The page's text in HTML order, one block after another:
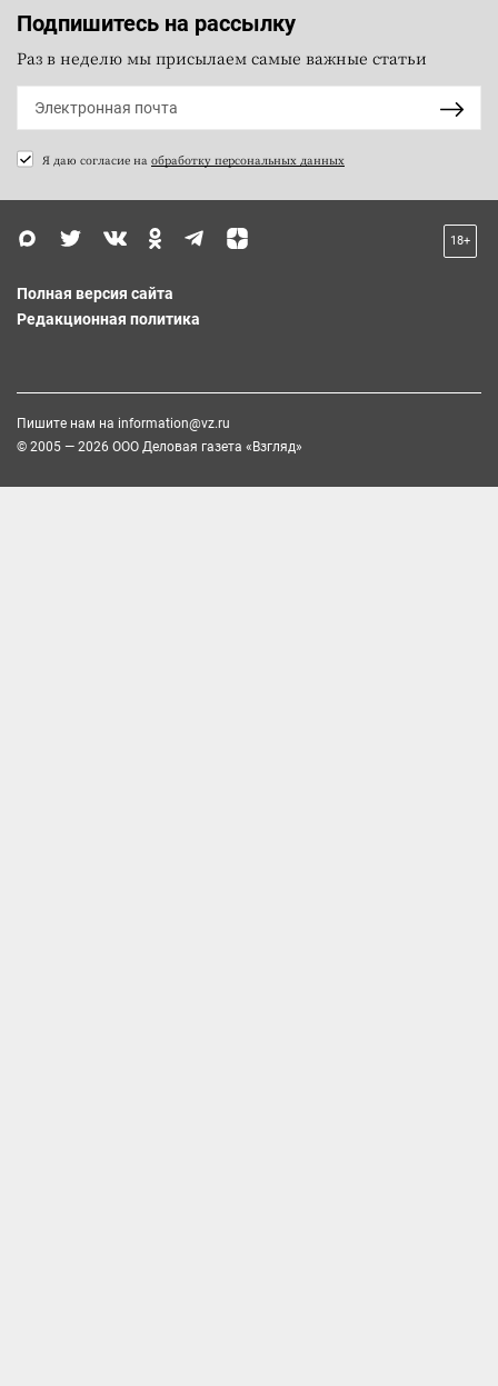
Подпишитесь на рассылку
Раз в неделю мы присылаем самые важные статьи
Я даю согласие на обработку персональных данных
18+
Полная версия сайта
Редакционная политика
Пишите нам на information@vz.ru
© 2005 — 2026 ООО Деловая газета «Взгляд»